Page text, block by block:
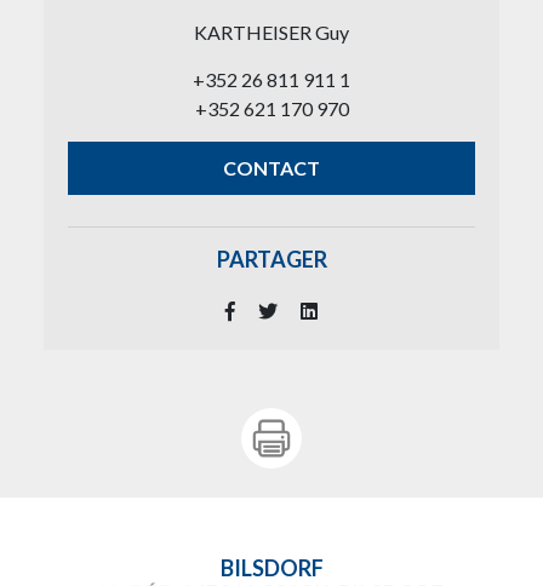
KARTHEISER Guy
+352 26 811 911 1
+352 621 170 970
CONTACT
PARTAGER
BILSDORF